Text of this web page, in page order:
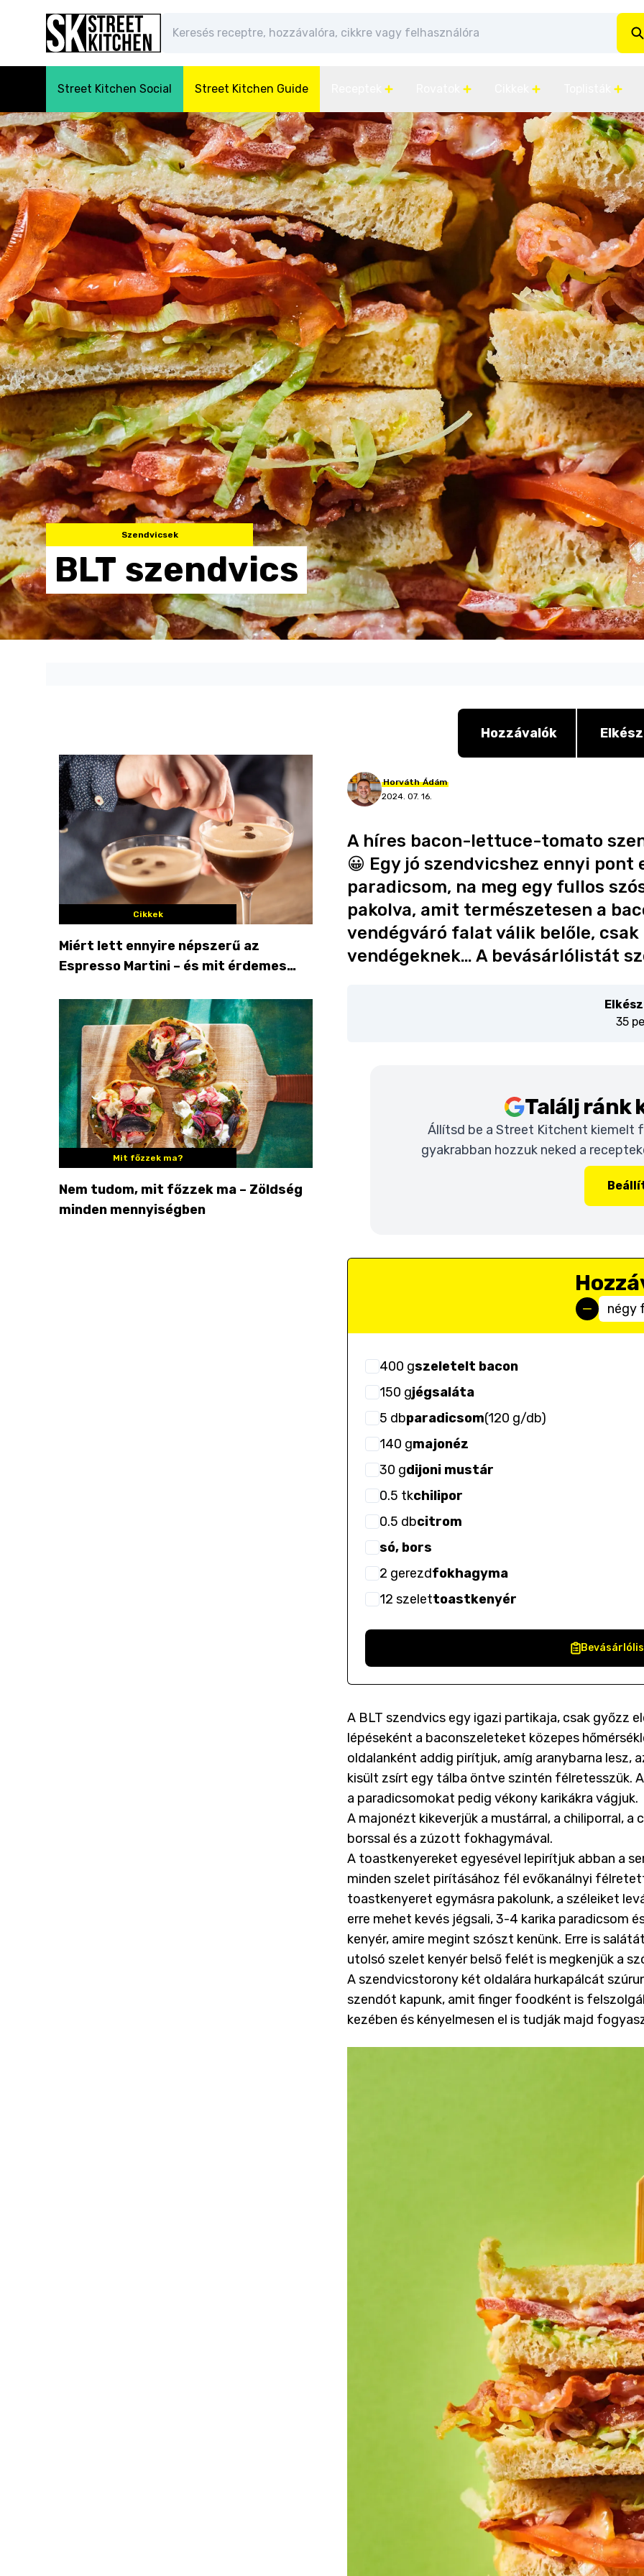
Street Kitchen Social Street Kitchen Guide
Szendvicsek
BLT szendvics
Cikkek
Miért lett ennyire népszerű az
Espresso Martini – és mit érdemes
Mit főzzek ma?
Nem tudom, mit főzzek ma – Zöldség
minden mennyiségben
Hozzávalók
Horváth Ádám
2024. 07. 16.
A híres bacon-lettuce-tomato
😀 Egy jó szendvicshez ennyi pont
paradicsom, na meg egy fullos
pakolva, amit természetesen a
vendégváró falat válik belőle,
vendégeknek… A bevásárlólistát
35
Találj ránk
Állítsd be a Street Kitchent kiemelt
gyakrabban hozzuk neked a
négy
400 gszeletelt bacon
150 gjégsaláta
5 dbparadicsom(120 g/db)
140 gmajonéz
30 gdijoni mustár
0.5 tkchilipor
0.5 dbcitrom
só, bors
2 gerezdfokhagyma
12 szelettoastkenyér
A BLT szendvics egy igazi partikaja, csak győzz
lépéseként a baconszeleteket közepes
oldalanként addig pirítjuk, amíg aranybarna lesz,
kisült zsírt egy tálba öntve szintén félretesszük.
a paradicsomokat pedig vékony karikákra vágjuk.
A majonézt kikeverjük a mustárral, a chiliporral,
borssal és a zúzott fokhagymával.
A toastkenyereket egyesével lepirítjuk abban a
minden szelet pirításához fél evőkanálnyi
toastkenyeret egymásra pakolunk, a széleiket
erre mehet kevés jégsali, 3-4 karika paradicsom
kenyér, amire megint szószt kenünk. Erre is
utolsó szelet kenyér belső felét is megkenjük a
A szendvicstorony két oldalára hurkapálcát
szendót kapunk, amit finger foodként is
kezében és kényelmesen el is tudják majd